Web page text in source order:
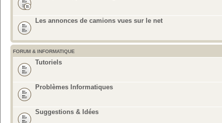
Les annonces de camions vues sur le net
FORUM & INFORMATIQUE
Tutoriels
Problèmes Informatiques
Suggestions & Idées